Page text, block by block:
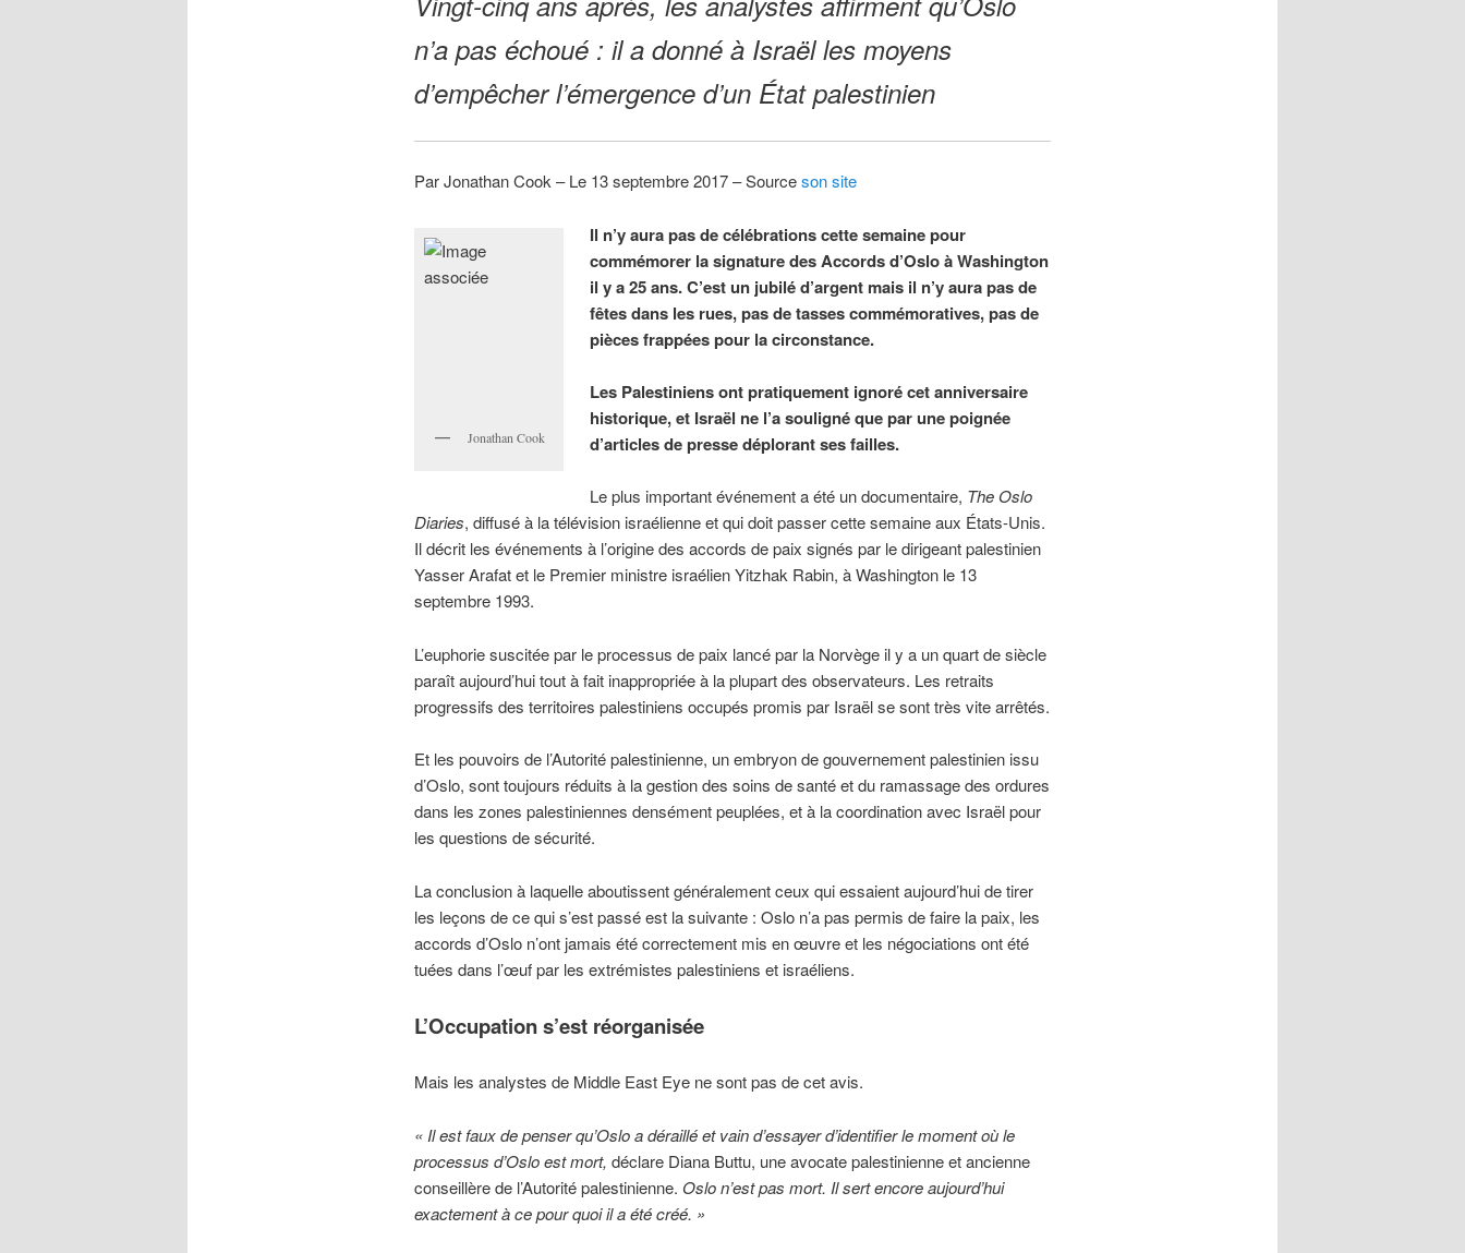
n’a pas échoué : il a donné à Israël les moyens
d’empêcher l’émergence d’un État palestinien
Par Jonathan Cook – Le 13 septembre 2017 – Sourceson site
Jonathan Cook
Il n’y aura pas de célébrations cette semaine pour
commémorer la signature des Accords d’Oslo à Washington
il y a 25 ans. C’est un jubilé d’argent mais il n’y aura pas de
fêtes dans les rues, pas de tasses commémoratives, pas de
pièces frappées pour la circonstance.
Les Palestiniens ont pratiquement ignoré cet anniversaire
historique, et Israël ne l’a souligné que par une poignée
d’articles de presse déplorant ses failles.
Le plus important événement a été un documentaire, The Oslo
Diaries, diffusé à la télévision israélienne et qui doit passer cette semaine aux États-Unis.
Il décrit les événements à l’origine des accords de paix signés par le dirigeant palestinien
Yasser Arafat et le Premier ministre israélien Yitzhak Rabin, à Washington le 13
septembre 1993.
L’euphorie suscitée par le processus de paix lancé par la Norvège il y a un quart de siècle
paraît aujourd’hui tout à fait inappropriée à la plupart des observateurs. Les retraits
progressifs des territoires palestiniens occupés promis par Israël se sont très vite arrêtés.
Et les pouvoirs de l’Autorité palestinienne, un embryon de gouvernement palestinien issu
d’Oslo, sont toujours réduits à la gestion des soins de santé et du ramassage des ordures
dans les zones palestiniennes densément peuplées, et à la coordination avec Israël pour
les questions de sécurité.
La conclusion à laquelle aboutissent généralement ceux qui essaient aujourd’hui de tirer
les leçons de ce qui s’est passé est la suivante : Oslo n’a pas permis de faire la paix, les
accords d’Oslo n’ont jamais été correctement mis en œuvre et les négociations ont été
tuées dans l’œuf par les extrémistes palestiniens et israéliens.
L’Occupation s’est réorganisée
Mais les analystes de Middle East Eye ne sont pas de cet avis.
« Il est faux de penser qu’Oslo a déraillé et vain d’essayer d’identifier le moment où le
processus d’Oslo est mort, déclare Diana Buttu, une avocate palestinienne et ancienne
conseillère de l’Autorité palestinienne. Oslo n’est pas mort. Il sert encore aujourd’hui
exactement à ce pour quoi il a été créé. »